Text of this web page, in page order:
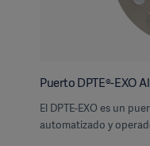
Puerto DPTE®-EXO
El DPTE-EXO es un
automatizado y